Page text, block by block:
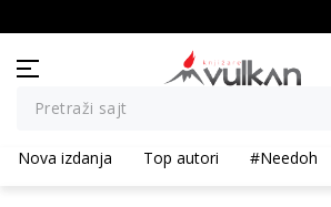
Pretraži sajt
Nova izdanja Top autori #Needoh